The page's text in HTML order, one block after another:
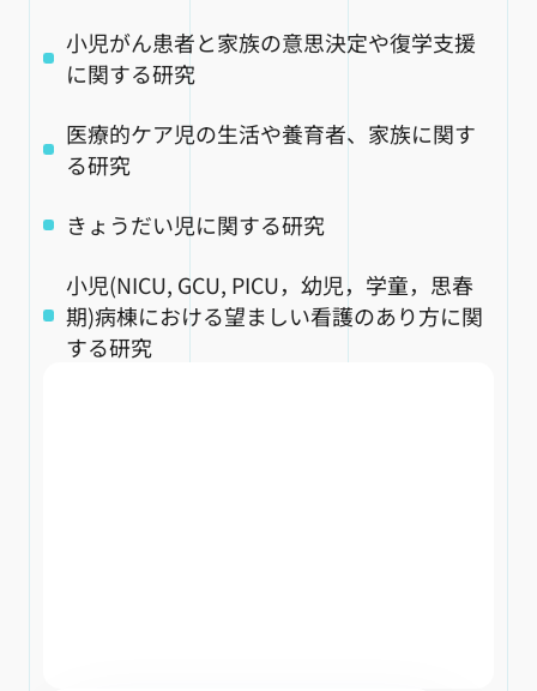
小児がん患者と家族の意思決定や復学支援
に関する研究
医療的ケア児の生活や養育者、家族に関す
る研究
きょうだい児に関する研究
小児(NICU, GCU, PICU，幼児，学童，思春
期)病棟における望ましい看護のあり方に関
する研究